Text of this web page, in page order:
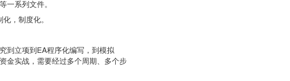
系列文件。
，制度化。
立项到EA程序化编写，到模拟
金实战，需要经过多个周期、多个步